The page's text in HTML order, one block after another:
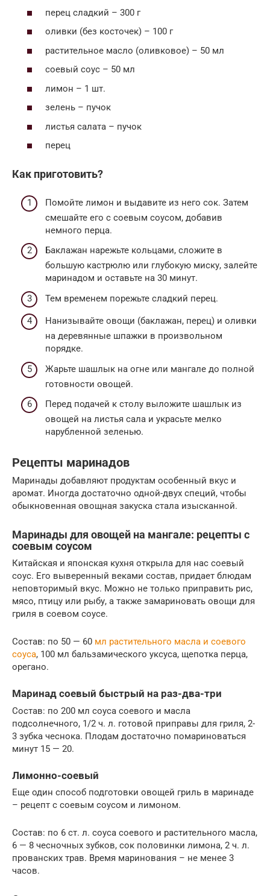
перец сладкий – 300 г
оливки (без косточек) – 100 г
растительное масло (оливковое) – 50 мл
соевый соус – 50 мл
лимон – 1 шт.
зелень – пучок
листья салата – пучок
перец
Как приготовить?
Помойте лимон и выдавите из него сок. Затем
смешайте его с соевым соусом, добавив
немного перца.
Баклажан нарежьте кольцами, сложите в
большую кастрюлю или глубокую миску, залейте
маринадом и оставьте на 30 минут.
Тем временем порежьте сладкий перец.
Нанизывайте овощи (баклажан, перец) и оливки
на деревянные шпажки в произвольном
порядке.
Жарьте шашлык на огне или мангале до полной
готовности овощей.
Перед подачей к столу выложите шашлык из
овощей на листья сала и украсьте мелко
нарубленной зеленью.
Рецепты маринадов
Маринады добавляют продуктам особенный вкус и
аромат. Иногда достаточно одной-двух специй, чтобы
обыкновенная овощная закуска стала изысканной.
Маринады для овощей на мангале: рецепты с
соевым соусом
Китайская и японская кухня открыла для нас соевый
соус. Его выверенный веками состав, придает блюдам
неповторимый вкус. Можно не только приправить рис,
мясо, птицу или рыбу, а также замариновать овощи для
гриля в соевом соусе.
Состав: по 50 — 60 мл растительного масла и соевого
соуса, 100 мл бальзамического уксуса, щепотка перца,
орегано.
Маринад соевый быстрый на раз-два-три
Состав: по 200 мл соуса соевого и масла
подсолнечного, 1/2 ч. л. готовой приправы для гриля, 2-
3 зубка чеснока. Плодам достаточно помариноваться
минут 15 — 20.
Лимонно-соевый
Еще один способ подготовки овощей гриль в маринаде
– рецепт с соевым соусом и лимоном.
Состав: по 6 ст. л. соуса соевого и растительного масла,
6 — 8 чесночных зубков, сок половинки лимона, 2 ч. л.
прованских трав. Время маринования – не менее 3
часов.